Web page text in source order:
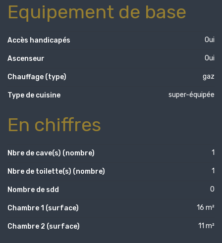
Equipement de base
Accès handicapés Oui
Ascenseur Oui
Chauffage (type) gaz
Type de cuisine super-équipée
En chiffres
Nbre de cave(s) (nombre) 1
Nbre de toilette(s) (nombre) 1
Nombre de sdd 0
Chambre 1 (surface) 16 m²
Chambre 2 (surface) 11 m²